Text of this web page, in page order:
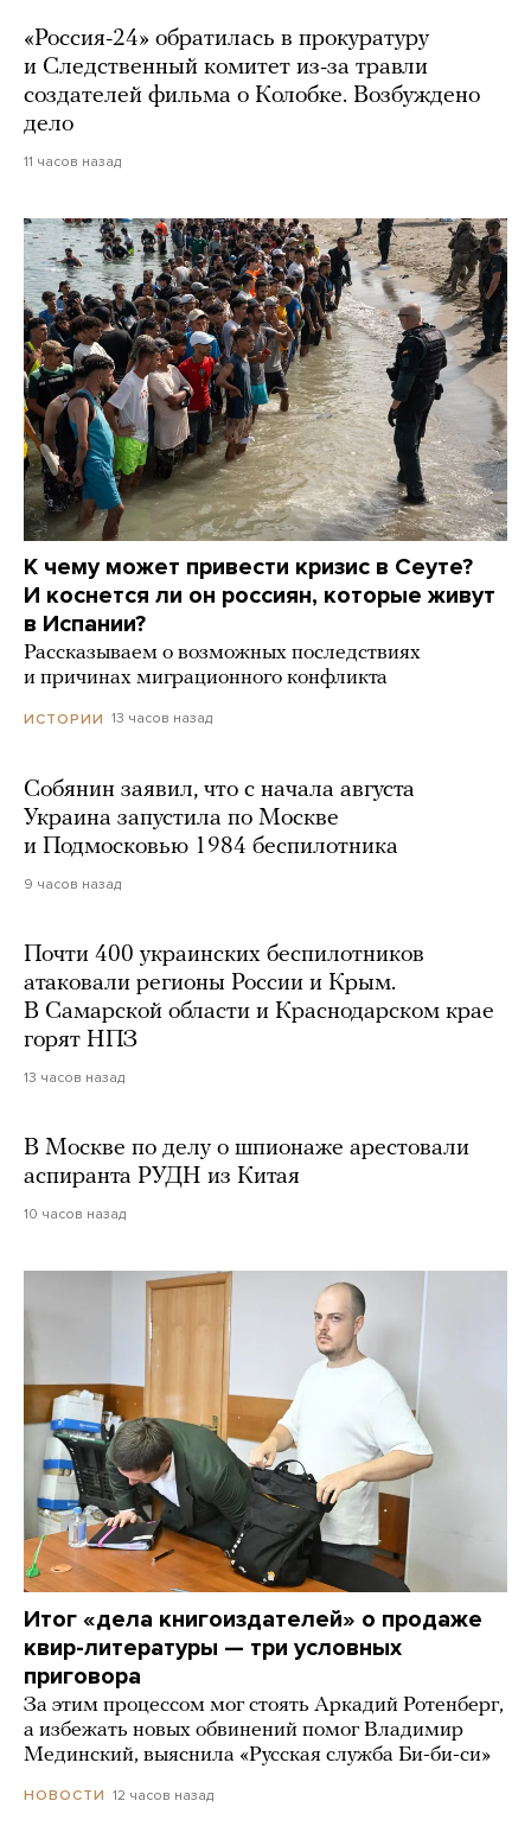
«Россия-24» обратилась в прокуратуру
и Следственный комитет из-за травли
создателей фильма о Колобке. Возбуждено
дело
11 часов назад
К чему может привести кризис в Сеуте?
И коснется ли он россиян, которые живут
в Испании?
Рассказываем о возможных последствиях
и причинах миграционного конфликта
ИСТОРИИ 13 часов назад
Собянин заявил, что с начала августа
Украина запустила по Москве
и Подмосковью 1984 беспилотника
9 часов назад
Почти 400 украинских беспилотников
атаковали регионы России и Крым.
В Самарской области и Краснодарском крае
горят НПЗ
13 часов назад
В Москве по делу о шпионаже арестовали
аспиранта РУДН из Китая
10 часов назад
Итог «дела книгоиздателей» о продаже
квир-литературы — три условных
приговора
За этим процессом мог стоять Аркадий Ротенберг,
а избежать новых обвинений помог Владимир
Мединский, выяснила «Русская служба Би-би-си»
НОВОСТИ 12 часов назад